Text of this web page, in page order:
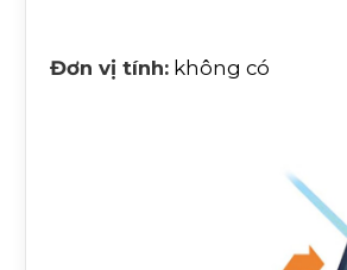
Đơn vị tính: không có